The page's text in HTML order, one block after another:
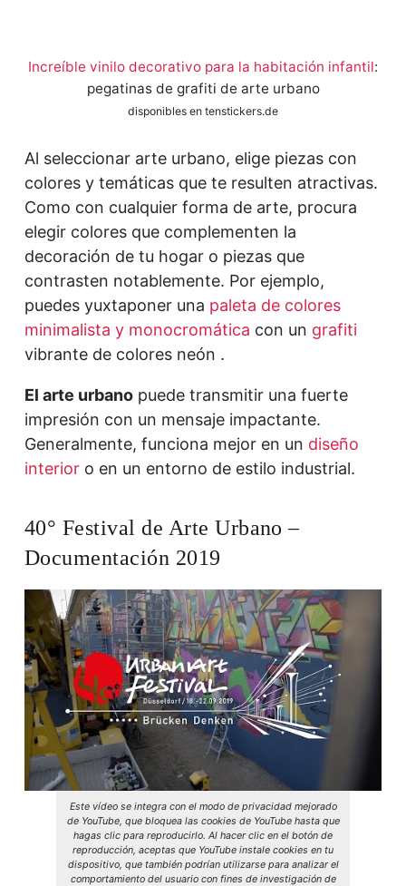
Increíble vinilo decorativo para la habitación infantil:
pegatinas de grafiti de arte urbano
disponibles en tenstickers.de
Al seleccionar arte urbano, elige piezas con
colores y temáticas que te resulten atractivas.
Como con cualquier forma de arte, procura
elegir colores que complementen la
decoración de tu hogar o piezas que
contrasten notablemente. Por ejemplo,
puedes yuxtaponer una paleta de colores
minimalista y monocromática con un grafiti
vibrante de colores neón .
El arte urbano puede transmitir una fuerte
impresión con un mensaje impactante.
Generalmente, funciona mejor en un diseño
interior o en un entorno de estilo industrial.
40° Festival de Arte Urbano –
Documentación 2019
Este vídeo se integra con el modo de privacidad mejorado
de YouTube, que bloquea las cookies de YouTube hasta que
hagas clic para reproducirlo. Al hacer clic en el botón de
reproducción, aceptas que YouTube instale cookies en tu
dispositivo, que también podrían utilizarse para analizar el
comportamiento del usuario con fines de investigación de